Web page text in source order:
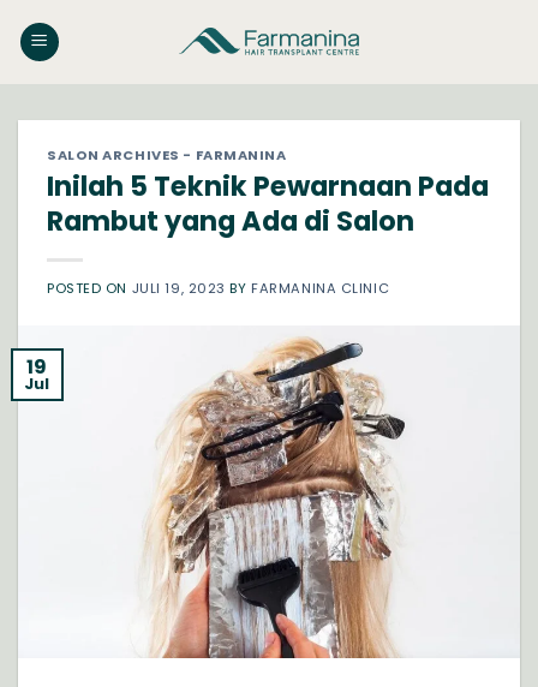
SALON ARCHIVES - FARMANINA
Inilah 5 Teknik Pewarnaan Pada
Rambut yang Ada di Salon
POSTED ON JULI 19, 2023 BY FARMANINA CLINIC
19
Jul